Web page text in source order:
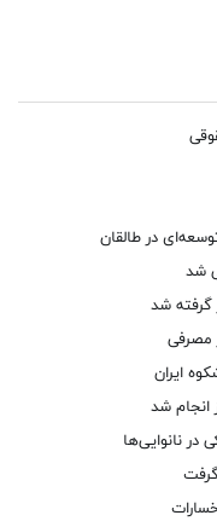
در طالقان
شد
گرفته شد
مصرفی
ایران
در نانوایی‌ها